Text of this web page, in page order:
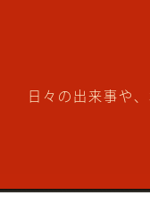
日々の出来事や